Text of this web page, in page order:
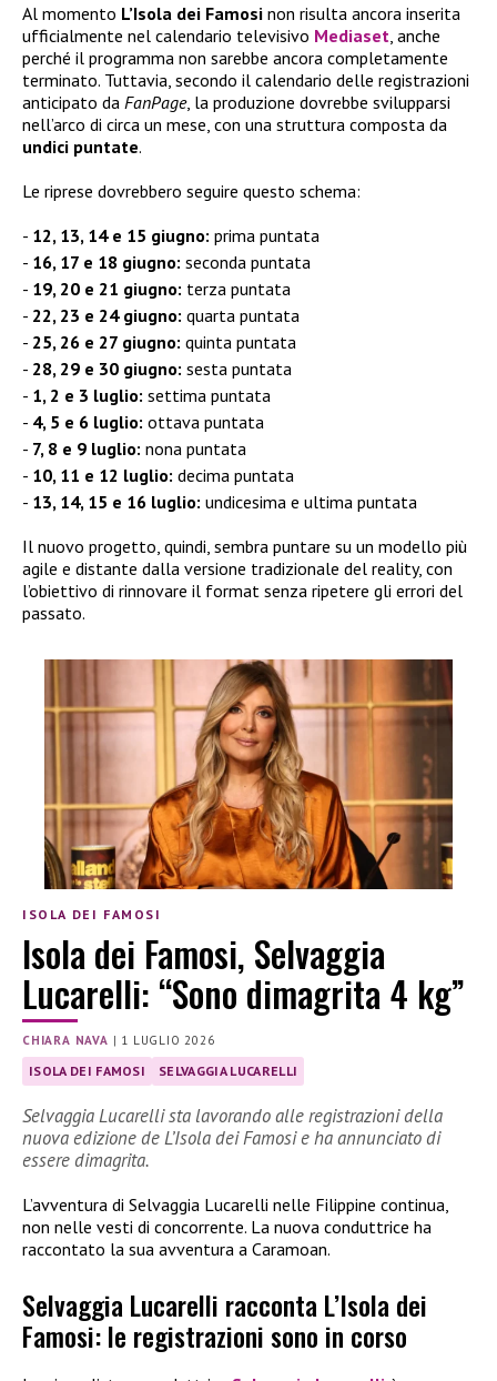
Al momento L’Isola dei Famosi non risulta ancora inserita
ufficialmente nel calendario televisivo Mediaset , anche
perché il programma non sarebbe ancora completamente
terminato. Tuttavia, secondo il calendario delle registrazioni
anticipato da FanPage, la produzione dovrebbe svilupparsi
nell’arco di circa un mese, con una struttura composta da
undici puntate.
Le riprese dovrebbero seguire questo schema:
12, 13, 14 e 15 giugno: prima puntata
16, 17 e 18 giugno: seconda puntata
19, 20 e 21 giugno: terza puntata
22, 23 e 24 giugno: quarta puntata
25, 26 e 27 giugno: quinta puntata
28, 29 e 30 giugno: sesta puntata
1, 2 e 3 luglio: settima puntata
4, 5 e 6 luglio: ottava puntata
7, 8 e 9 luglio: nona puntata
10, 11 e 12 luglio: decima puntata
13, 14, 15 e 16 luglio: undicesima e ultima puntata
Il nuovo progetto, quindi, sembra puntare su un modello più
agile e distante dalla versione tradizionale del reality, con
l’obiettivo di rinnovare il format senza ripetere gli errori del
passato.
ISOLA DEI FAMOSI
Isola dei Famosi, Selvaggia
Lucarelli: “Sono dimagrita 4 kg”
CHIARA NAVA | 1 LUGLIO 2026
ISOLA DEI FAMOSI SELVAGGIA LUCARELLI
Selvaggia Lucarelli sta lavorando alle registrazioni della
nuova edizione de L’Isola dei Famosi e ha annunciato di
essere dimagrita.
L’avventura di Selvaggia Lucarelli nelle Filippine continua,
non nelle vesti di concorrente. La nuova conduttrice ha
raccontato la sua avventura a Caramoan.
Selvaggia Lucarelli racconta L’Isola dei
Famosi: le registrazioni sono in corso